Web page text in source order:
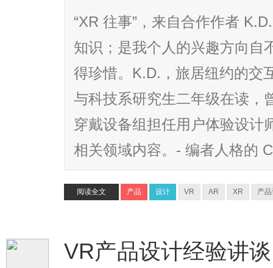
“XR 往事”，来自合作作者
知识；是我个人的兴趣方向自
得珍惜。K.D.，旅居纽约的交
与科技系研究生二年级在读，
穿戴设备组担任用户体验设计
相关领域内容。- 编者人格的
阅读全文 产品 设计 VR AR XR 产
VR产品设计经验讲